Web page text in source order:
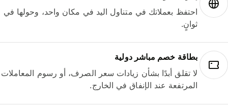
احتفظ بعملاتك في متناول اليد في مكان واحد، وحولها في
ثوانٍ.
بطاقة خصم مباشر دولية
لا تقلق أبدًا بشأن زيادات سعر الصرف، أو رسوم المعاملات
المرتفعة عند الإنفاق في الخارج.